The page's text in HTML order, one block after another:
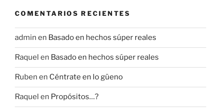
COMENTARIOS RECIENTES
admin en Basado en hechos súper reales
Raquel en Basado en hechos súper reales
Ruben en Céntrate en lo güeno
Raquel en Propósitos…?